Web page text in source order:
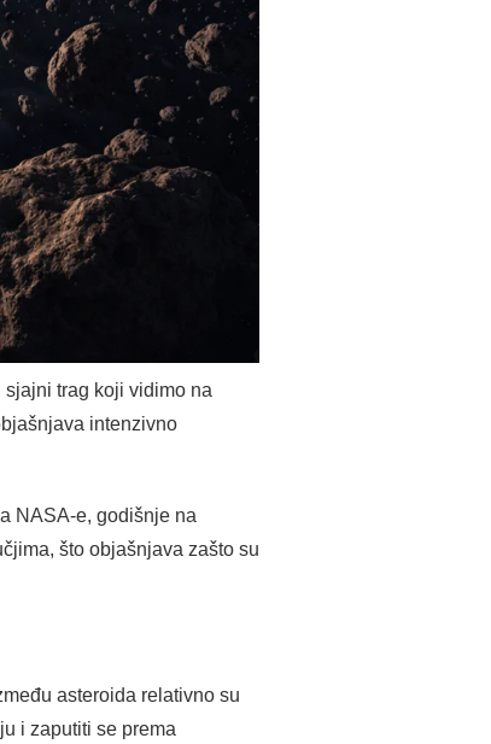
trag koji vidimo na
intenzivno
NASA-e, godišnje na
što objašnjava zašto su
asteroida relativno su
i zaputiti se prema